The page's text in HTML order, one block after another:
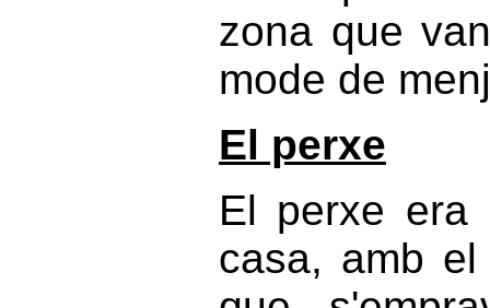
zona que
mode de
El perxe
El perxe era
casa, amb